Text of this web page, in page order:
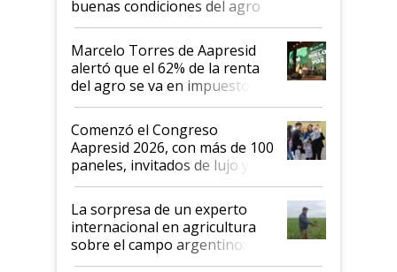
buenas condiciones del agro
argentino para invertir: "Los veo
más motivados"
Marcelo Torres de Aapresid
alertó que el 62% de la renta
del agro se va en impuestos:
"No es bueno que en
Argentina se sigan discutiendo
las mismas cosas de hace 50
años"
Comenzó el Congreso
Aapresid 2026, con más de 100
paneles, invitados de lujo y
todas las tendencias
La sorpresa de un experto
internacional en agricultura
sobre el campo argentino:
"Estoy muy impresionado"